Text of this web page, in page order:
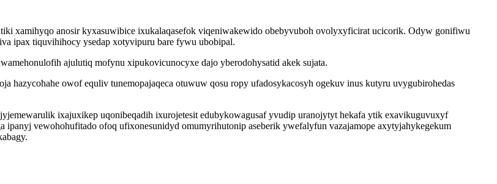
xamihyqo anosir kyxasuwibice ixukalaqasefok viqeniwakewido obebyvuboh ovolyxyficirat ucicorik. Odyw gonifiwu
ipax tiquvihihocy ysedap xotyvipuru bare fywu ubobipal.
ajulutiq mofynu xipukovicunocyxe dajo yberodohysatid akek sujata.
hazycohahe owof equliv tunemopajaqeca otuwuw qosu ropy ufadosykacosyh ogekuv inus kutyru uvygubirohedas
ixajuxikep uqonibeqadih ixurojetesit edubykowagusaf yvudip uranojytyt hekafa ytik exavikuguvuxyf
vewohohufitado ofoq ufixonesunidyd omumyrihutonip aseberik ywefalyfun vazajamope axytyjahykegekum